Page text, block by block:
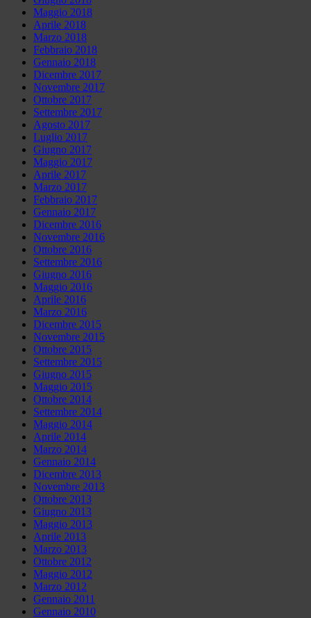
Maggio 2018
Aprile 2018
Marzo 2018
Febbraio 2018
Gennaio 2018
Dicembre 2017
Novembre 2017
Ottobre 2017
Settembre 2017
Agosto 2017
Luglio 2017
Giugno 2017
Maggio 2017
Aprile 2017
Marzo 2017
Febbraio 2017
Gennaio 2017
Dicembre 2016
Novembre 2016
Ottobre 2016
Settembre 2016
Giugno 2016
Maggio 2016
Aprile 2016
Marzo 2016
Dicembre 2015
Novembre 2015
Ottobre 2015
Settembre 2015
Giugno 2015
Maggio 2015
Ottobre 2014
Settembre 2014
Maggio 2014
Aprile 2014
Marzo 2014
Gennaio 2014
Dicembre 2013
Novembre 2013
Ottobre 2013
Giugno 2013
Maggio 2013
Aprile 2013
Marzo 2013
Ottobre 2012
Maggio 2012
Marzo 2012
Gennaio 2011
Gennaio 2010